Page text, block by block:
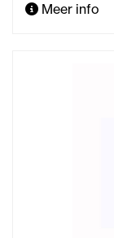
Meer info